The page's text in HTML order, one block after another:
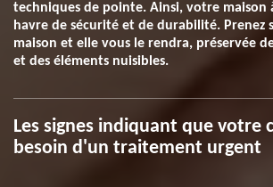
techniques de pointe. Ainsi, votre maison
havre de sécurité et de durabilité. Prenez
maison et elle vous le rendra, préservée
et des éléments nuisibles.
Les signes indiquant que votre
besoin d'un traitement urgent